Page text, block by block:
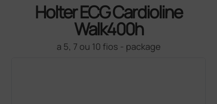
Holter ECG Cardioline
Walk400h
a 5, 7 ou 10 fios - package